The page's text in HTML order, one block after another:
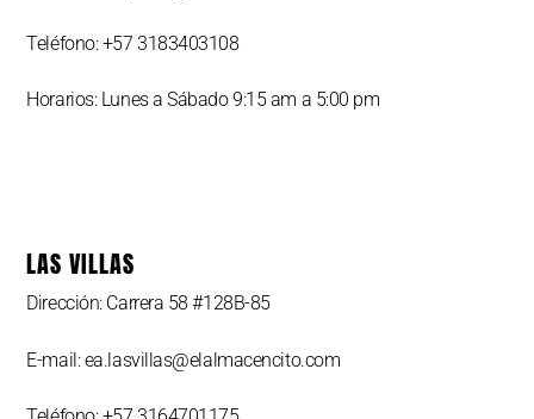
Teléfono: +57 3183403108
Horarios: Lunes a Sábado 9:15 am a 5:00 pm
LAS VILLAS
Dirección: Carrera 58 #128B-85
E-mail: ea.lasvillas@elalmacencito.com